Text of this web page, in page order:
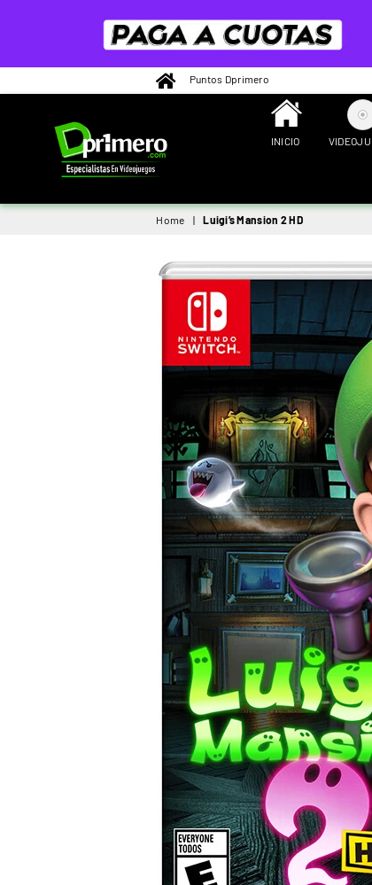
Puntos Dprimero
INICIO
Home | Luigi’s Mansion 2 HD